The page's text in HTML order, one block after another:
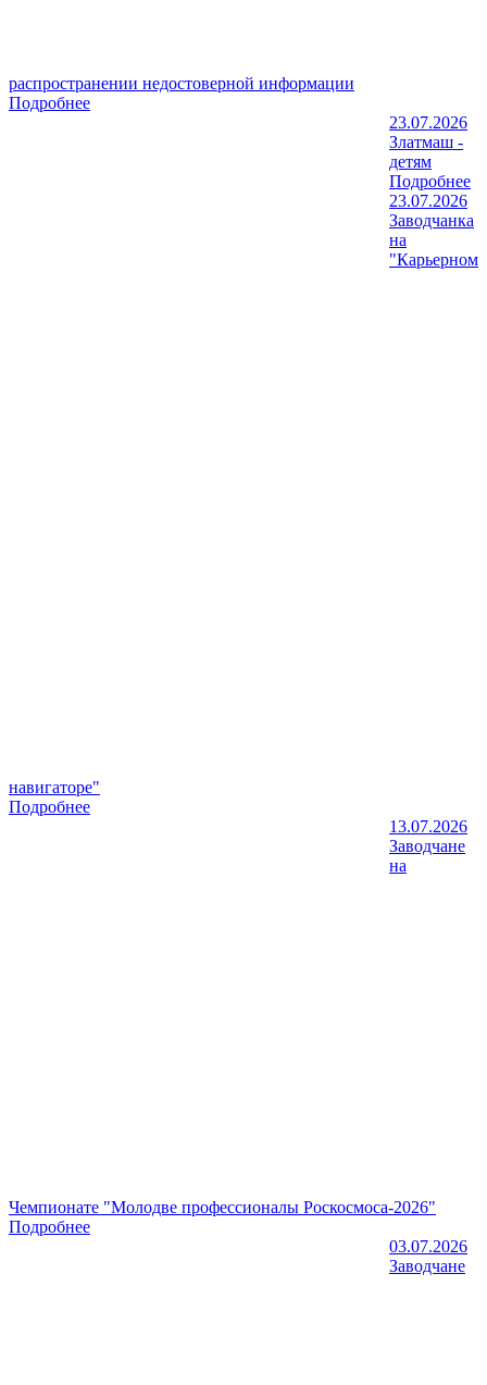
распространении недостоверной информации
Подробнее
23.07.2026
Златмаш -
детям
Подробнее
23.07.2026
Заводчанка
на
"Карьерном
навигаторе"
Подробнее
13.07.2026
Заводчане
на
Чемпионате "Молодве профессионалы Роскосмоса-2026"
Подробнее
03.07.2026
Заводчане